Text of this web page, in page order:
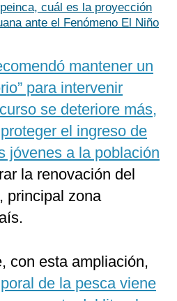
cuál es la proyección
ante el Fenómeno El Niño
mantener un
para intervenir
se deteriore más,
el ingreso de
jóvenes a la población
la renovación del
principal zona
con esta ampliación,
de la pesca viene